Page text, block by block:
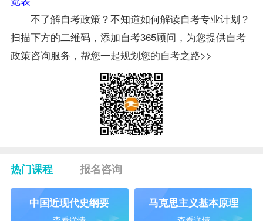
不了解自考政策？不知道如何解读自考专业计划？
扫描下方的二维码，添加自考365顾问，为您提供自考
政策咨询服务，帮您一起规划您的自考之路>>
热门课程 报名咨询
中国近现代史纲要 马克思主义基本原理